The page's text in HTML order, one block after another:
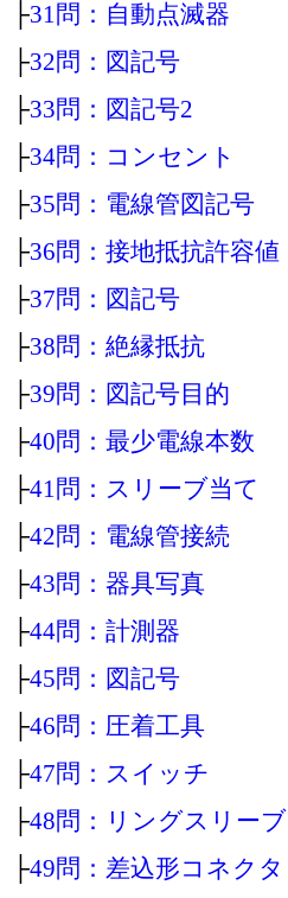
├31問：自動点滅器
├32問：図記号
├33問：図記号2
├34問：コンセント
├35問：電線管図記号
├36問：接地抵抗許容値
├37問：図記号
├38問：絶縁抵抗
├39問：図記号目的
├40問：最少電線本数
├41問：スリーブ当て
├42問：電線管接続
├43問：器具写真
├44問：計測器
├45問：図記号
├46問：圧着工具
├47問：スイッチ
├48問：リングスリーブ
├49問：差込形コネクタ